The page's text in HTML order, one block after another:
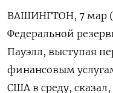
ВАШИНГТОН, 7 мар
Федеральной
Пауэлл, выступая
финансовым
США в среду,